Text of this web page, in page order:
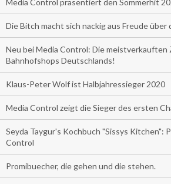
Media Control präsentiert den Sommerhit
Die Bitch macht sich nackig aus Freude über
Neu bei Media Control: Die
Bahnhofshops Deutschlands!
Klaus-Peter Wolf ist Halbjahressieger 2020
Media Control zeigt die Sieger des ersten
Seyda Taygur's Kochbuch "Sissys Kitchen":
Control
Promibuecher, die gehen und die stehen.